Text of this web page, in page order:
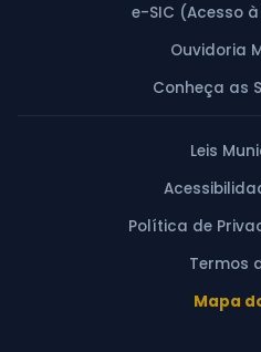
e-SIC (Acesso
Ouvidoria
Conheça as
Leis
Política de
Termos
Mapa